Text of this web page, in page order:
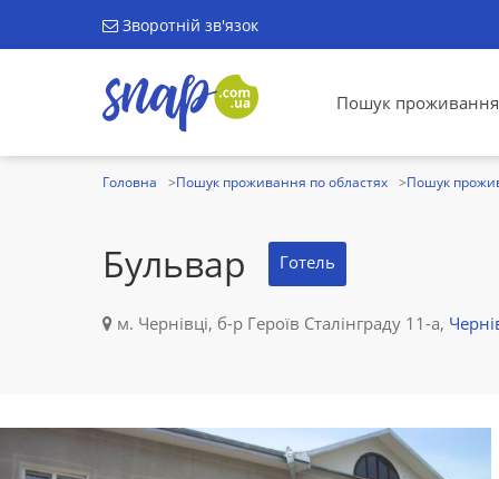
Зворотній зв'язок
Пошук проживання
Головна Пошук проживання по областях Пошук
Бульвар Готель
м. Чернівці, б-р Героїв Сталінграду 11-а,